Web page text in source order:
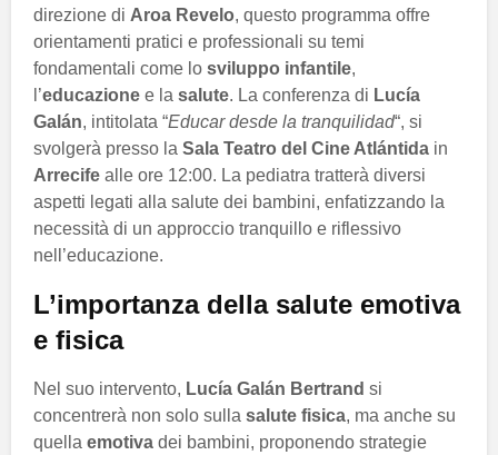
direzione di Aroa Revelo, questo programma offre
orientamenti pratici e professionali su temi
fondamentali come lo sviluppo infantile,
l’educazione e la salute. La conferenza di Lucía
Galán, intitolata “Educar desde la tranquilidad“, si
svolgerà presso la Sala Teatro del Cine Atlántida in
Arrecife alle ore 12:00. La pediatra tratterà diversi
aspetti legati alla salute dei bambini, enfatizzando la
necessità di un approccio tranquillo e riflessivo
nell’educazione.
L’importanza della salute emotiva
e fisica
Nel suo intervento, Lucía Galán Bertrand si
concentrerà non solo sulla salute fisica, ma anche su
quella emotiva dei bambini, proponendo strategie